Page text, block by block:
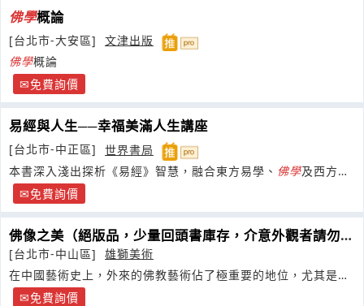
佛學概論
[台北市-大安區]
文津出版
佛學概論
免費詢價
易經與人生──幸福美滿人生講座
[台北市-中正區]
世界書局
本書深入淺出探析《易經》智慧，融合東方易學、 佛學及西方哲
學，尋求
免費詢價
佛像之美（絕版品，少量回頭書庫存，介意外觀者請勿購
買）
[台北市-中山區]
雄獅美術
在中國藝術史上，外來的佛教藝術佔了極重要的地位，尤其是在
中國藝術最璀璨的隋唐時代
免費詢價